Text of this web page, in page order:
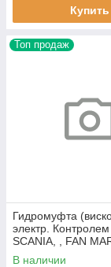
Купить
Топ продаж
Гидромуфта
электр.
SCANIA, , FAN
FM305
В наличии